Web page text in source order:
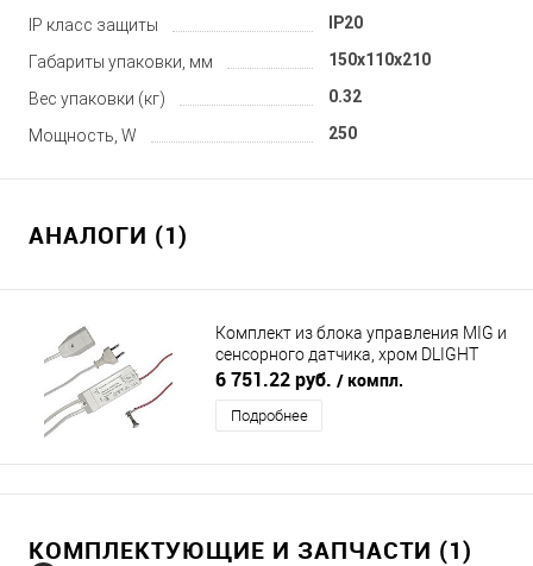
IP класс защиты IP20
Габариты упаковки, мм 150x110x210
Вес упаковки (кг) 0.32
Мощность, W 250
АНАЛОГИ (1)
Комплект из блока управления MIG и
сенсорного датчика, хром DLIGHT
(ДИЛАЙТ)
6 751.22 руб. / компл.
Подробнее
КОМПЛЕКТУЮЩИЕ И ЗАПЧАСТИ (1)